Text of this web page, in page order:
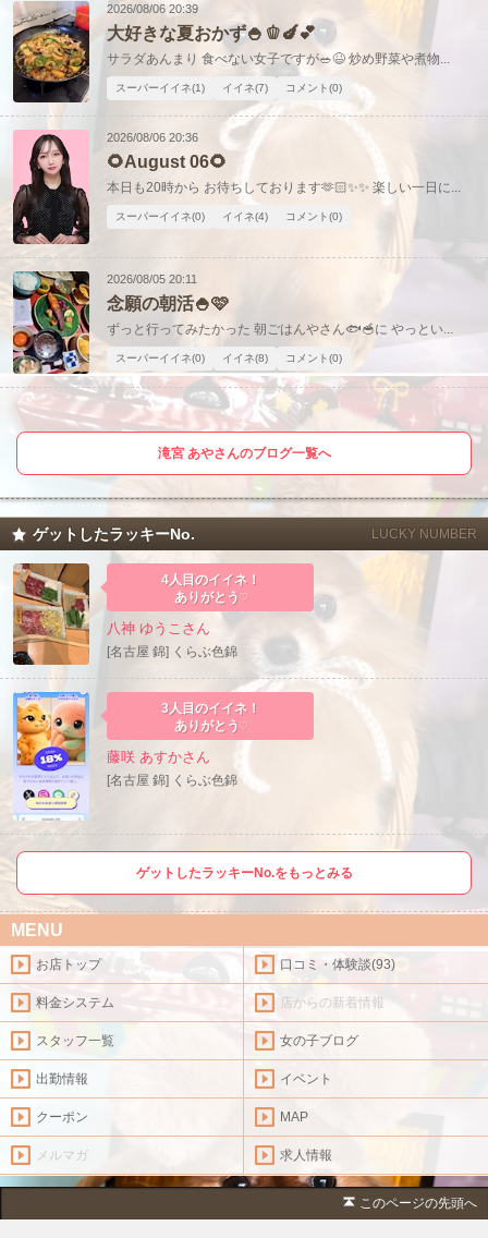
2026/08/06 20:39
大好きな夏おかず🍚🫑🍆💕
サラダあんまり 食べない女子ですが🥗😆 炒め野菜や煮物...
スーパーイイネ(1) イイネ(7) コメント(0)
2026/08/06 20:36
🌻August 06🌻
本日も20時から お待ちしております🫶🏻✨✨ 楽しい一日に...
スーパーイイネ(0) イイネ(4) コメント(0)
2026/08/05 20:11
念願の朝活🍚🩷
ずっと行ってみたかった 朝ごはんやさん🐟🥣に やっとい...
スーパーイイネ(0) イイネ(8) コメント(0)
滝宮 あやさんのブログ一覧へ
ゲットしたラッキーNo. LUCKY NUMBER
4人目のイイネ！
ありがとう♡
八神 ゆうこさん
[名古屋 錦] くらぶ色錦
3人目のイイネ！
ありがとう♡
藤咲 あすかさん
[名古屋 錦] くらぶ色錦
ゲットしたラッキーNo.をもっとみる
MENU
お店トップ 口コミ・体験談(93)
料金システム 店からの新着情報
スタッフ一覧 女の子ブログ
出勤情報 イベント
クーポン MAP
メルマガ 求人情報
このページの先頭へ